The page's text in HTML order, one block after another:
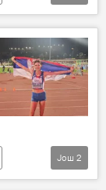
Још 2